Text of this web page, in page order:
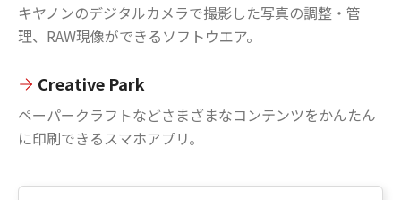
キヤノンのデジタルカメラで撮影した写真の調整・管
理、RAW現像ができるソフトウエア。
Creative Park
ペーパークラフトなどさまざまなコンテンツをかんたん
に印刷できるスマホアプリ。